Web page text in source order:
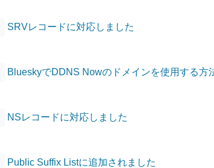
SRVレコードに対応しました
BlueskyでDDNS Nowのドメインを使用する方
NSレコードに対応しました
Public Suffix Listに追加されました